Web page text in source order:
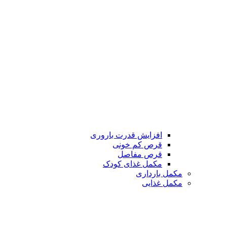
افزایش قدرت باروری
قرص کم خونی
قرص مفاصل
مکمل غذای کودک
مکمل بارداری
مکمل غذایی